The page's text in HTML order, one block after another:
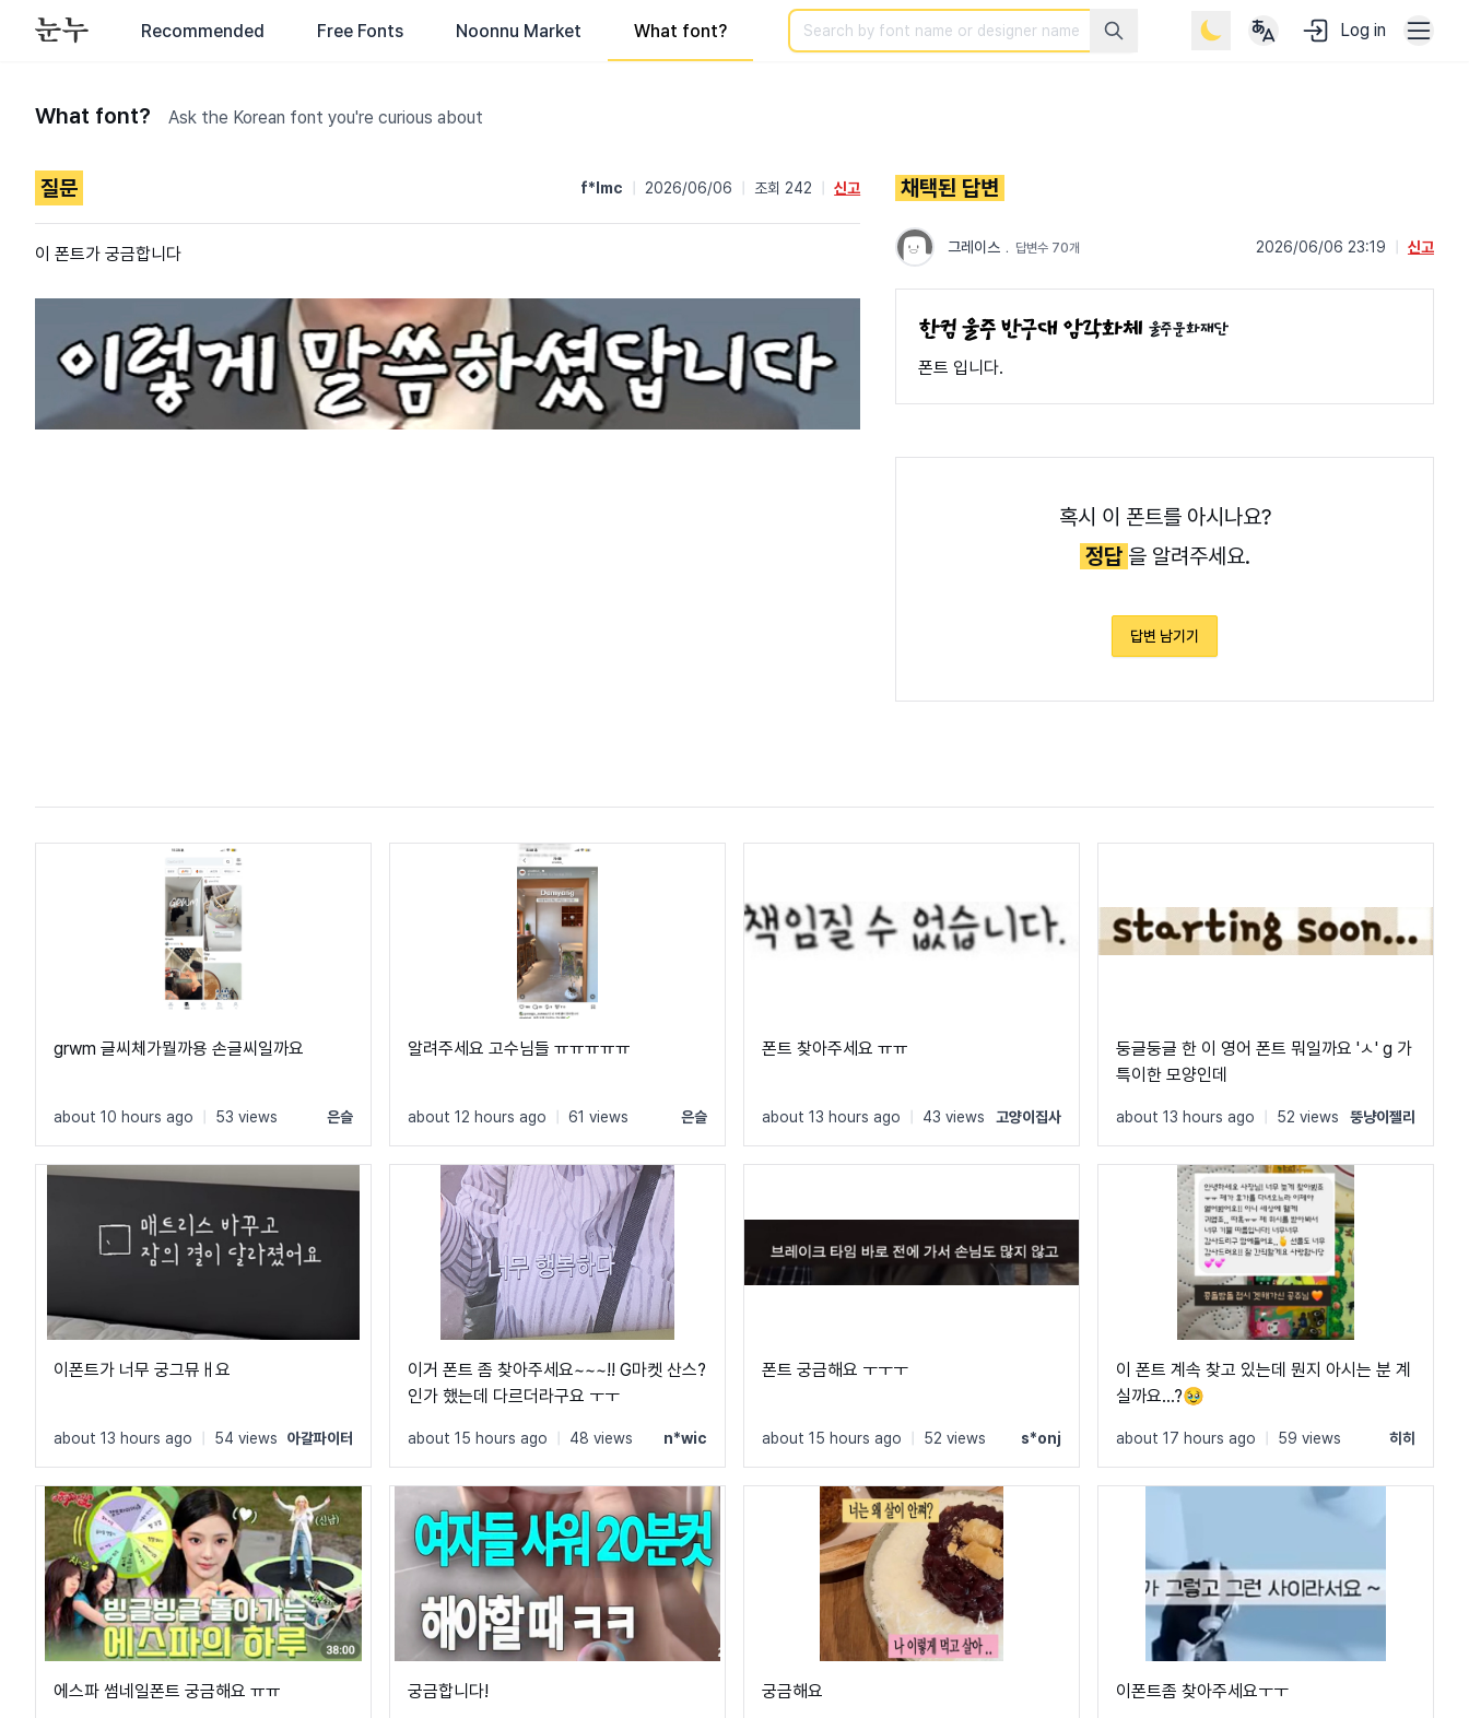
Recommended Free Fonts Noonnu Market What font?
Search Log in
What font? Ask the Korean font you're curious about
질문 f*lmc 2026/06/06 조회 242 신고
이 폰트가 궁금합니다
채택된 답변
그레이스 ﹒ 답변수 70개 2026/06/06 23:19 신고
울주문화재단
폰트 입니다.
혹시 이 폰트를 아시나요?
정답 을 알려주세요.
답변 남기기
grwm 글씨체가뭘까용 손글씨일까요
about 10 hours ago 53 views 은슬
알려주세요 고수님들 ㅠㅠㅠㅠㅠ
about 12 hours ago 61 views 은슬
폰트 찾아주세요 ㅠㅠ
about 13 hours ago 43 views 고양이집사
둥글둥글 한 이 영어 폰트 뭐일까요 'ㅅ' g 가
특이한 모양인데
about 13 hours ago 52 views 뚱냥이젤리
이폰트가 너무 궁그뮤ㅐ요
about 13 hours ago 54 views 아갈파이터
이거 폰트 좀 찾아주세요~~~!! G마켓 산스?
인가 했는데 다르더라구요 ㅜㅜ
about 15 hours ago 48 views n*wic
폰트 궁금해요 ㅜㅜㅜ
about 15 hours ago 52 views s*onj
이 폰트 계속 찾고 있는데 뭔지 아시는 분 계
실까요...?🥹
about 17 hours ago 59 views 히히
에스파 썸네일폰트 궁금해요 ㅠㅠ 궁금합니다! 궁금해요 이폰트좀 찾아주세요ㅜㅜ